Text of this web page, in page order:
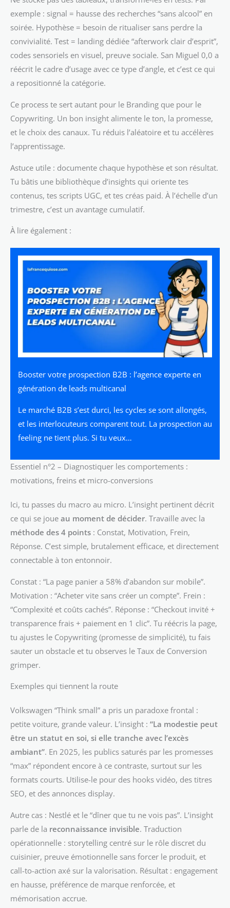
exemple : signal = hausse des recherches “sans alcool” en
soirée. Hypothèse = besoin de ritualiser sans perdre la
convivialité. Test = landing dédiée “afterwork clair d’esprit”,
codes sensoriels en visuel, preuve sociale. San Miguel 0,0 a
réécrit le cadre d’usage avec ce type d’angle, et c’est ce qui
a repositionné la catégorie.
Ce process te sert autant pour le Branding que pour le
Copywriting. Un bon insight alimente le ton, la promesse,
et le choix des canaux. Tu réduis l’aléatoire et tu accélères
l’apprentissage.
Astuce utile : documente chaque hypothèse et son résultat.
Tu bâtis une bibliothèque d’insights qui oriente tes
contenus, tes scripts UGC, et tes créas paid. À l’échelle d’un
trimestre, c’est un avantage cumulatif.
À lire également :
Booster votre prospection B2B : l’agence experte en
génération de leads multicanal
Le marché B2B s’est durci, les cycles se sont allongés,
et les interlocuteurs comparent tout. La prospection au
feeling ne tient plus. Si tu veux…
Essentiel n°2 – Diagnostiquer les comportements :
motivations, freins et micro-conversions
Ici, tu passes du macro au micro. L’insight pertinent décrit
ce qui se joue au moment de décider. Travaille avec la
méthode des 4 points : Constat, Motivation, Frein,
Réponse. C’est simple, brutalement efficace, et directement
connectable à ton entonnoir.
Constat : “La page panier a 58% d’abandon sur mobile”.
Motivation : “Acheter vite sans créer un compte”. Frein :
“Complexité et coûts cachés”. Réponse : “Checkout invité +
transparence frais + paiement en 1 clic”. Tu réécris la page,
tu ajustes le Copywriting (promesse de simplicité), tu fais
sauter un obstacle et tu observes le Taux de Conversion
grimper.
Exemples qui tiennent la route
Volkswagen “Think small” a pris un paradoxe frontal :
petite voiture, grande valeur. L’insight : “La modestie peut
être un statut en soi, si elle tranche avec l’excès
ambiant”. En 2025, les publics saturés par les promesses
“max” répondent encore à ce contraste, surtout sur les
formats courts. Utilise-le pour des hooks vidéo, des titres
SEO, et des annonces display.
Autre cas : Nestlé et le “dîner que tu ne vois pas”. L’insight
parle de la reconnaissance invisible. Traduction
opérationnelle : storytelling centré sur le rôle discret du
cuisinier, preuve émotionnelle sans forcer le produit, et
call-to-action axé sur la valorisation. Résultat : engagement
en hausse, préférence de marque renforcée, et
mémorisation accrue.